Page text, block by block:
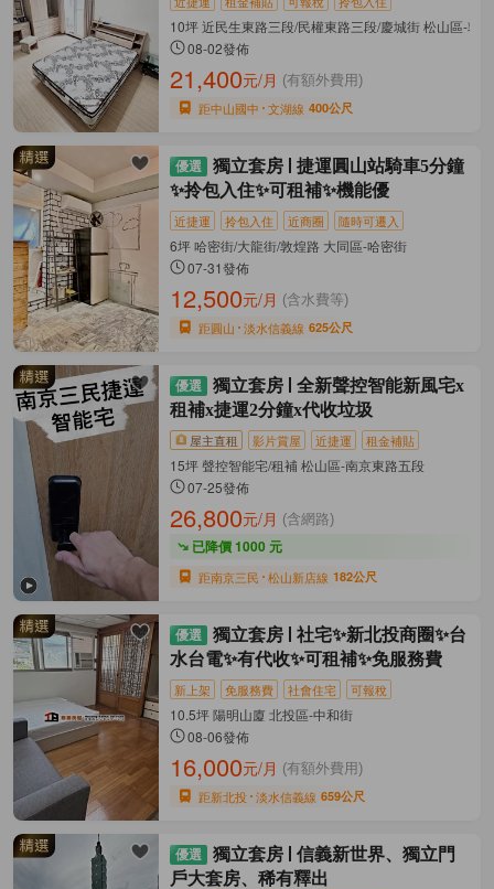
10坪 近民生東路三段/民權東路三段/慶城街 松山區-敦
08-02發佈
21,400元/月 (有額外費用)
距中山國中 文湖線 400公尺
獨立套房
捷運圓山站騎車5分鐘
✨拎包入住✨可租補✨機能優
近捷運 拎包入住 近商圈 隨時可遷入
6坪 哈密街/大龍街/敦煌路 大同區-哈密街
07-31發佈
12,500元/月 (含水費等)
距圓山 淡水信義線 625公尺
獨立套房
全新聲控智能新風宅x
租補x捷運2分鐘x代收垃圾
屋主直租 影片賞屋 近捷運 租金補貼
15坪 聲控智能宅/租補 松山區-南京東路五段
07-25發佈
26,800元/月 (含網路)
已降價 1000 元
距南京三民 松山新店線 182公尺
獨立套房
社宅✨新北投商圈✨台
水台電✨有代收✨可租補✨免服務費
新上架 免服務費 社會住宅 可報稅
10.5坪 陽明山廈 北投區-中和街
08-06發佈
16,000元/月 (有額外費用)
距新北投 淡水信義線 659公尺
獨立套房
信義新世界、獨立門
戶大套房、稀有釋出